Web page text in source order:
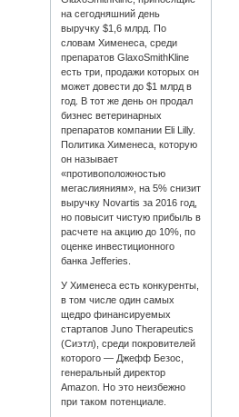
на сегодняшний день
выручку $1,6 млрд. По
словам Хименеса, среди
препаратов GlaxoSmithKline
есть три, продажи которых он
может довести до $1 млрд в
год. В тот же день он продал
бизнес ветеринарных
препаратов компании Eli Lilly.
Политика Хименеса, которую
он называет
«противоположностью
мегаслияниям», на 5% снизит
выручку Novartis за 2016 год,
но повысит чистую прибыль в
расчете на акцию до 10%, по
оценке инвестиционного
банка Jefferies.
У Хименеса есть конкуренты,
в том числе один самых
щедро финансируемых
стартапов Juno Therapeutics
(Сиэтл), среди покровителей
которого — Джефф Безос,
генеральный директор
Amazon. Но это неизбежно
при таком потенциале.